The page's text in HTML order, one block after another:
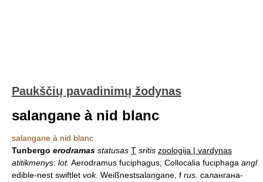
Paukščių pavadinimų žodynas
salangane à nid blanc
salangane à nid blanc
Tunbergo erodramas statusas T sritis zoologija | vardynas
atitikmenys: lot. Aerodramus fuciphagus; Collocalia fuciphaga angl.
edible-nest swiftlet vok. Weißnestsalangane, f rus. салангана-